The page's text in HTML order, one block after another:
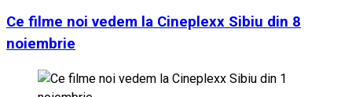
Ce filme noi vedem la Cineplexx Sibiu din 8
noiembrie